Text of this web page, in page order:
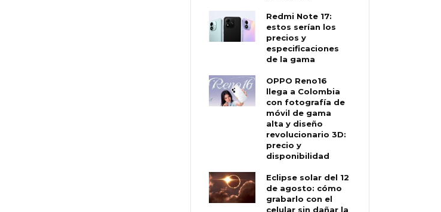
Redmi Note 17:
estos serían los
precios y
especificaciones
de la gama
OPPO Reno16
llega a Colombia
con fotografía de
móvil de gama
alta y diseño
revolucionario 3D:
precio y
disponibilidad
Eclipse solar del 12
de agosto: cómo
grabarlo con el
celular sin dañar la